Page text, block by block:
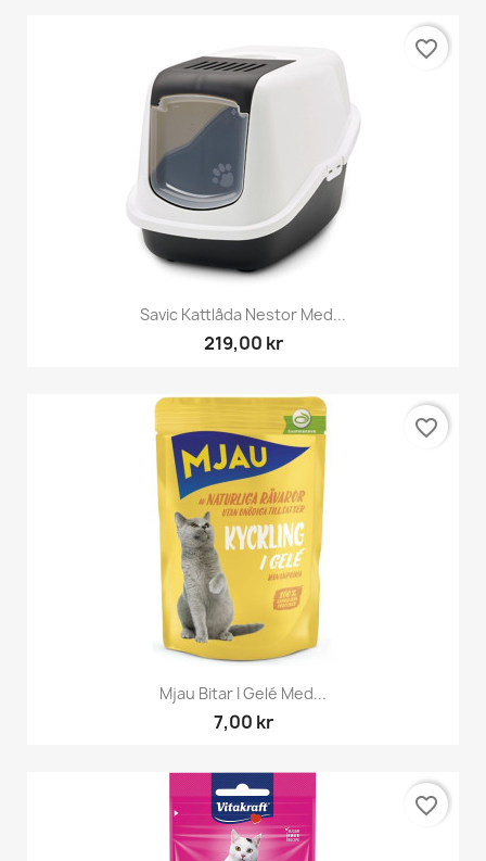
Savic Kattlåda Nestor Med...
219,00 kr
favorite_border
Mjau Bitar I Gelé Med...
7,00 kr
favorite_border
favorite_border